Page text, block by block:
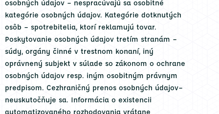
osobných údajov – nespracúvajú sa osobitné
kategórie osobných údajov. Kategórie dotknutých
osôb – spotrebitelia, ktorí reklamujú tovar.
Poskytovanie osobných údajov tretím stranám –
súdy, orgány činné v trestnom konaní, iný
oprávnený subjekt v súlade so zákonom o ochrane
osobných údajov resp. iným osobitným právnym
predpisom. Cezhraničný prenos osobných údajov–
neuskutočňuje sa. Informácia o existencii
automatizovaného rozhodovania vrátane